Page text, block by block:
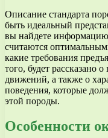
Описание стандарта
быть идеальный
вы найдете
считаются
какие требования
того, будет рассказано
движений, а также о
поведения, которые
этой породы.
Особенности